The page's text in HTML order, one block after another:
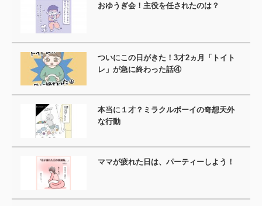
おゆうぎ会！主役を任されたのは？
ついにこの日がきた！3才2ヵ月「トイト
レ」が急に終わった話④
本当に１才？ミラクルボーイの奇想天外
な行動
ママが疲れた日は、パーティーしよう！